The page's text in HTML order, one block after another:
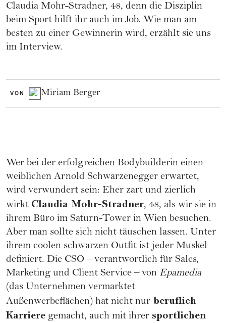
Claudia Mohr-Stradner, 48, denn die Disziplin
beim Sport hilft ihr auch im Job. Wie man am
besten zu einer Gewinnerin wird, erzählt sie uns
im Interview.
VON Miriam Berger
Wer bei der erfolgreichen Bodybuilderin einen
weiblichen Arnold Schwarzenegger erwartet,
wird verwundert sein: Eher zart und zierlich
wirkt Claudia Mohr-Stradner, 48, als wir sie in
ihrem Büro im Saturn-Tower in Wien besuchen.
Aber man sollte sich nicht täuschen lassen. Unter
ihrem coolen schwarzen Outfit ist jeder Muskel
definiert. Die CSO – verantwortlich für Sales,
Marketing und Client Service – von Epamedia
(das Unternehmen vermarktet
Außenwerbeflächen) hat nicht nur beruflich
Karriere gemacht, auch mit ihrer sportlichen